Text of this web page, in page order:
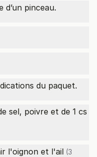
d’un pinceau.
du paquet.
sel, poivre et de 1 cs
l'oignon et l'ail (3